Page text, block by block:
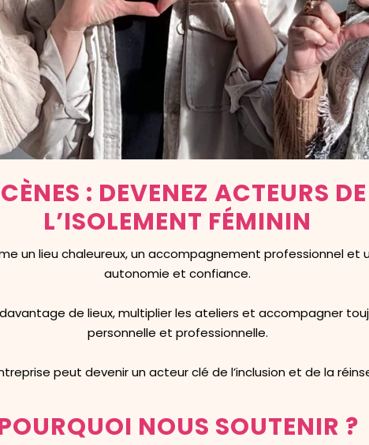
: DEVENEZ ACTEURS
L’ISOLEMENT FÉMININ
un lieu chaleureux, un accompagnement professionnel
autonomie et confiance.
de lieux, multiplier les ateliers et accompagner
personnelle et professionnelle.
peut devenir un acteur clé de l’inclusion et de la
NOUS SOUTENIR ?